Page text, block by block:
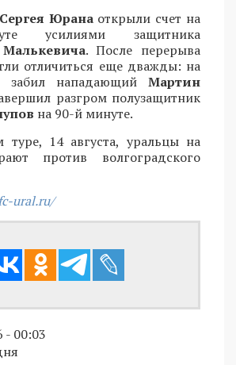
Сергея Юрана открыли счет на
усилиями защитника
. После перерыва
отличиться еще дважды: на
забил нападающий Мартин
разгром полузащитник
на 90-й минуте.
14 августа, уральцы на
против волгоградского
ural.ru/
- 00:03